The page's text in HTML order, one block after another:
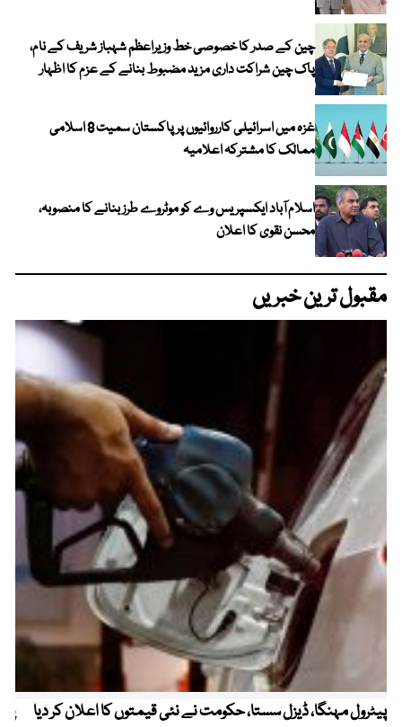
چین کے صدر کا خصوصی خط وزیراعظم شہباز شریف کے نام،
پاک چین شراکت داری مزید مضبوط بنانے کے عزم کا اظہار
غزہ میں اسرائیلی کارروائیوں پر پاکستان سمیت 8 اسلامی
ممالک کا مشترکہ اعلامیہ
اسلام آباد ایکسپریس وے کو موٹروے طرز بنانے کا منصوبہ،
محسن نقوی کا اعلان
مقبول ترین خبریں
پیٹرول مہنگا، ڈیزل سستا، حکومت نے نئی قیمتوں کا اعلان کر دیا